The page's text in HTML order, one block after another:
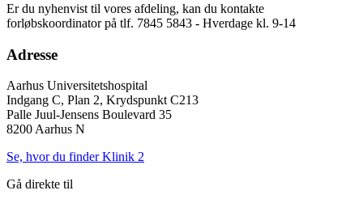
Er du nyhenvist til vores afdeling, kan du kontakte
forløbskoordinator på tlf. 7845 5843 - Hverdage kl. 9-14
Adresse
Aarhus Universitetshospital
Indgang C, Plan 2, Krydspunkt C213
Palle Juul-Jensens Boulevard 35
8200 Aarhus N
Se, hvor du finder Klinik 2
Gå direkte til